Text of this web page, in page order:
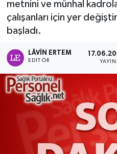
metnini ve münhal
çalışanları için yer
başladı.
LÂVIN ERTEM
EDITÖR